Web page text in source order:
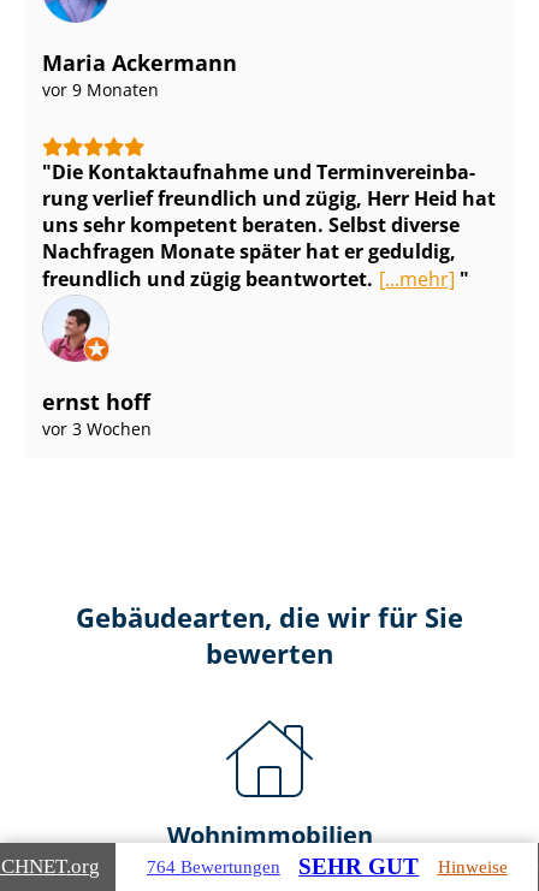
Maria Ackermann
vor 9 Monaten
Die Kontaktaufnahme und Ter­min­ver­ein­ba­
rung verlief freundlich und zügig, Herr Heid hat
uns sehr kompetent beraten. Selbst diverse
Nachfragen Monate später hat er geduldig,
freundlich und zügig beantwortet. [...mehr]
ernst hoff
vor 3 Wochen
Gebäudearten, die wir für Sie
bewerten
Wohnimmobilien
.org 764 Bewertungen SEHR GUT Hinweise